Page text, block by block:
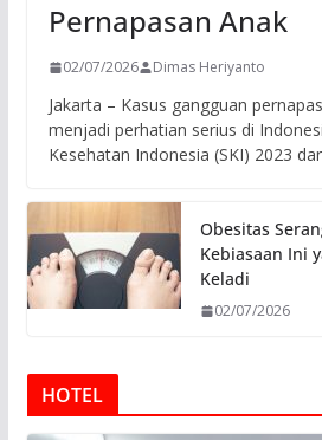
Pernapasan Anak
02/07/2026 Dimas Heriyanto
Jakarta – Kasus gangguan
menjadi perhatian serius di
Kesehatan Indonesia (SKI) 2023
Obesitas
Kebiasaan Ini
Keladi
02/07/2026
HOTEL